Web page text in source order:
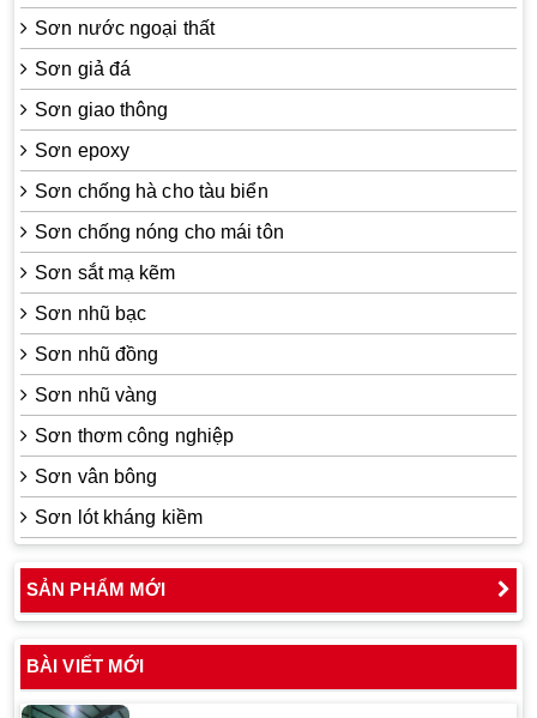
Sơn nước ngoại thất
Sơn giả đá
Sơn giao thông
Sơn epoxy
Sơn chống hà cho tàu biển
Sơn chống nóng cho mái tôn
Sơn sắt mạ kẽm
Sơn nhũ bạc
Sơn nhũ đồng
Sơn nhũ vàng
Sơn thơm công nghiệp
Sơn vân bông
Sơn lót kháng kiềm
SẢN PHẨM MỚI
BÀI VIẾT MỚI